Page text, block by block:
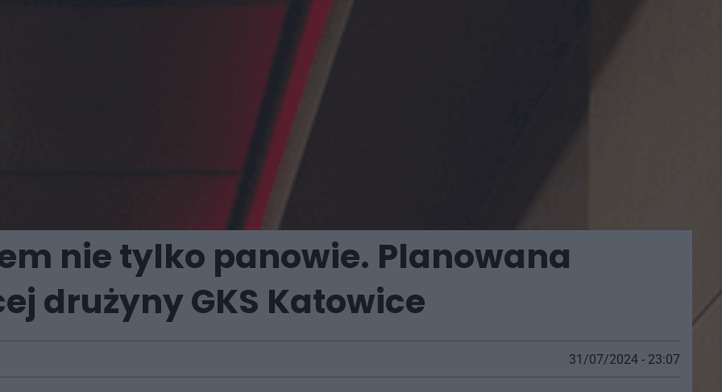
nie tylko panowie. Planowana
drużyny GKS Katowice
31/07/2024 - 23:07